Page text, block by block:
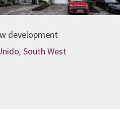
development
, South West